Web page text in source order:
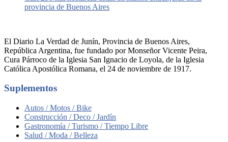
provincia de Buenos Aires
El Diario La Verdad de Junín, Provincia de Buenos Aires,
República Argentina, fue fundado por Monseñor Vicente Peira,
Cura Párroco de la Iglesia San Ignacio de Loyola, de la Iglesia
Católica Apostólica Romana, el 24 de noviembre de 1917.
Suplementos
Autos / Motos / Bike
Construcción / Deco / Jardín
Gastronomía / Turismo / Tiempo Libre
Salud / Moda / Belleza